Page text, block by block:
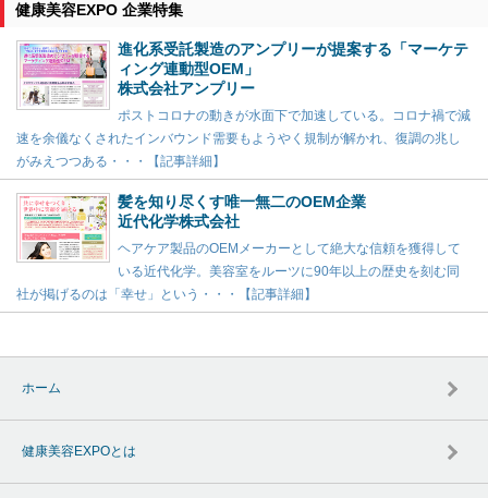
健康美容EXPO 企業特集
進化系受託製造のアンプリーが提案する「マーケテ
ィング連動型OEM」
株式会社アンプリー
ポストコロナの動きが水面下で加速している。コロナ禍で減
速を余儀なくされたインバウンド需要もようやく規制が解かれ、復調の兆し
がみえつつある・・・【記事詳細】
髪を知り尽くす唯一無二のOEM企業
近代化学株式会社
ヘアケア製品のOEMメーカーとして絶大な信頼を獲得して
いる近代化学。美容室をルーツに90年以上の歴史を刻む同
社が掲げるのは「幸せ」という・・・【記事詳細】
ホーム
健康美容EXPOとは